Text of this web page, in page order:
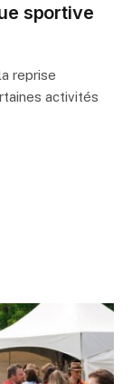
sportive
reprise
activités